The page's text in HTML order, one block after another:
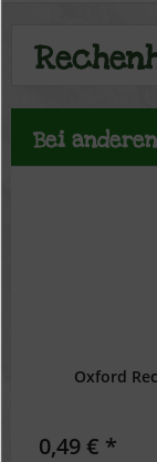
Bei
Oxford
0,49 € *